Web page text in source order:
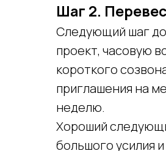
Шаг 2.
Следующий шаг
проект, часовую
короткого
приглашения на
неделю.
Хороший
большого усилия